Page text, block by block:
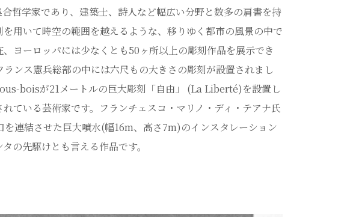
哲学家であり、建築士、詩人など幅広い分野と数多の肩書を持
用いて時空の範囲を越えるような、移りゆく都市の風景の中で
ヨーロッパには少なくとも50ヶ所以上の彫刻作品を展示でき
ンス憲兵総部の中には六尺もの大きさの彫刻が設置されまし
boisが21メートルの巨大彫刻「自由」 (La Liberté)を設置し
ている芸術家です。フランチェスコ・マリノ・ディ・テアナ氏
連結させた巨大噴水(幅16m、高さ7m)のインスタレーション
の先駆けとも言える作品です。